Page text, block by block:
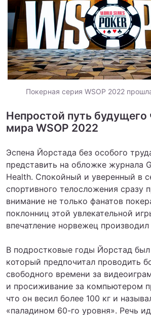
Покерная серия WSOP 2022
Непростой путь будущего
мира WSOP 2022
Эспена Йорстада без особого
представить на обложке журнала
Health. Спокойный и уверенный в
спортивного телосложения сразу
внимание не только фанатов
поклонниц этой увлекательной
впечатление норвежец производил
В подростковые годы Йорстад
который предпочитал проводить
свободного времени за
и просиживание за компьютером
что он весил более 100 кг и
«‎паладином 60-го уровня»‎. Речь